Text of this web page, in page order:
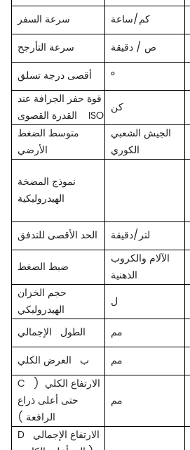
سرعة السفر
كم/ساعة
سرعة التأرجح
ص / دقيقة
أقصى درجة تسلق
°
قوة حفر الجرافة عند
ISO
كن
متوسط ​​الضغط
الأرضي
الجيش الشعبي
الكوري
نموذج المضخة
الهيدروليكية
الحد الأقصى للتدفق لتر/دقيقة
الآلام والكروب
الذهنية
حجم الخزان
ل
الطول
مم
ب
العرض الكلي مم
C
الارتفاع الكلي (
حتى أعلى ذراع
الرافعة )
مم
D الارتفاع الإجمالي